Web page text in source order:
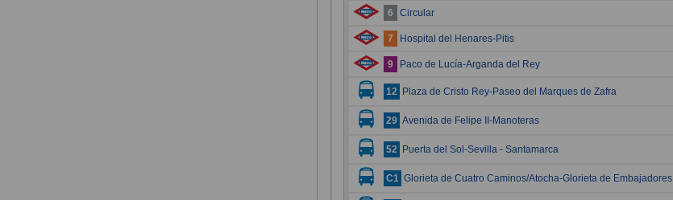
6 Circular
7 Hospital del Henares-Pitis
9 Paco de Lucía-Arganda del Rey
12 Plaza de Cristo Rey-Paseo del Marques de Zafra
29 Avenida de Felipe II-Manoteras
52 Puerta del Sol-Sevilla - Santamarca
C1 Glorieta de Cuatro Caminos/Atocha-Glorieta de Embajadores